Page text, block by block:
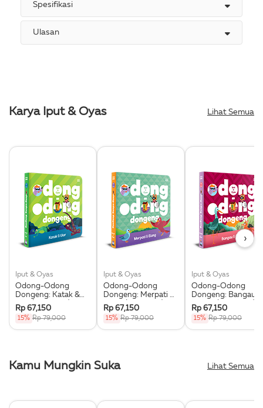
Spesifikasi
Ulasan
Karya Iput & Oyas Lihat Semua
Iput & Oyas
Odong-Odong
Dongeng: Katak &
Ular (Rep 2026)
Rp 67,150
15% Rp 79,000
Iput & Oyas
Odong-Odong
Dongeng: Merpati &
Elang (Rep 2026)
Rp 67,150
15% Rp 79,000
Iput & Oyas
Odong-Odong
Dongeng: Bangau &
Rubah (Rep 2026)
Rp 67,150
15% Rp 79,000
›
Kamu Mungkin Suka Lihat Semua